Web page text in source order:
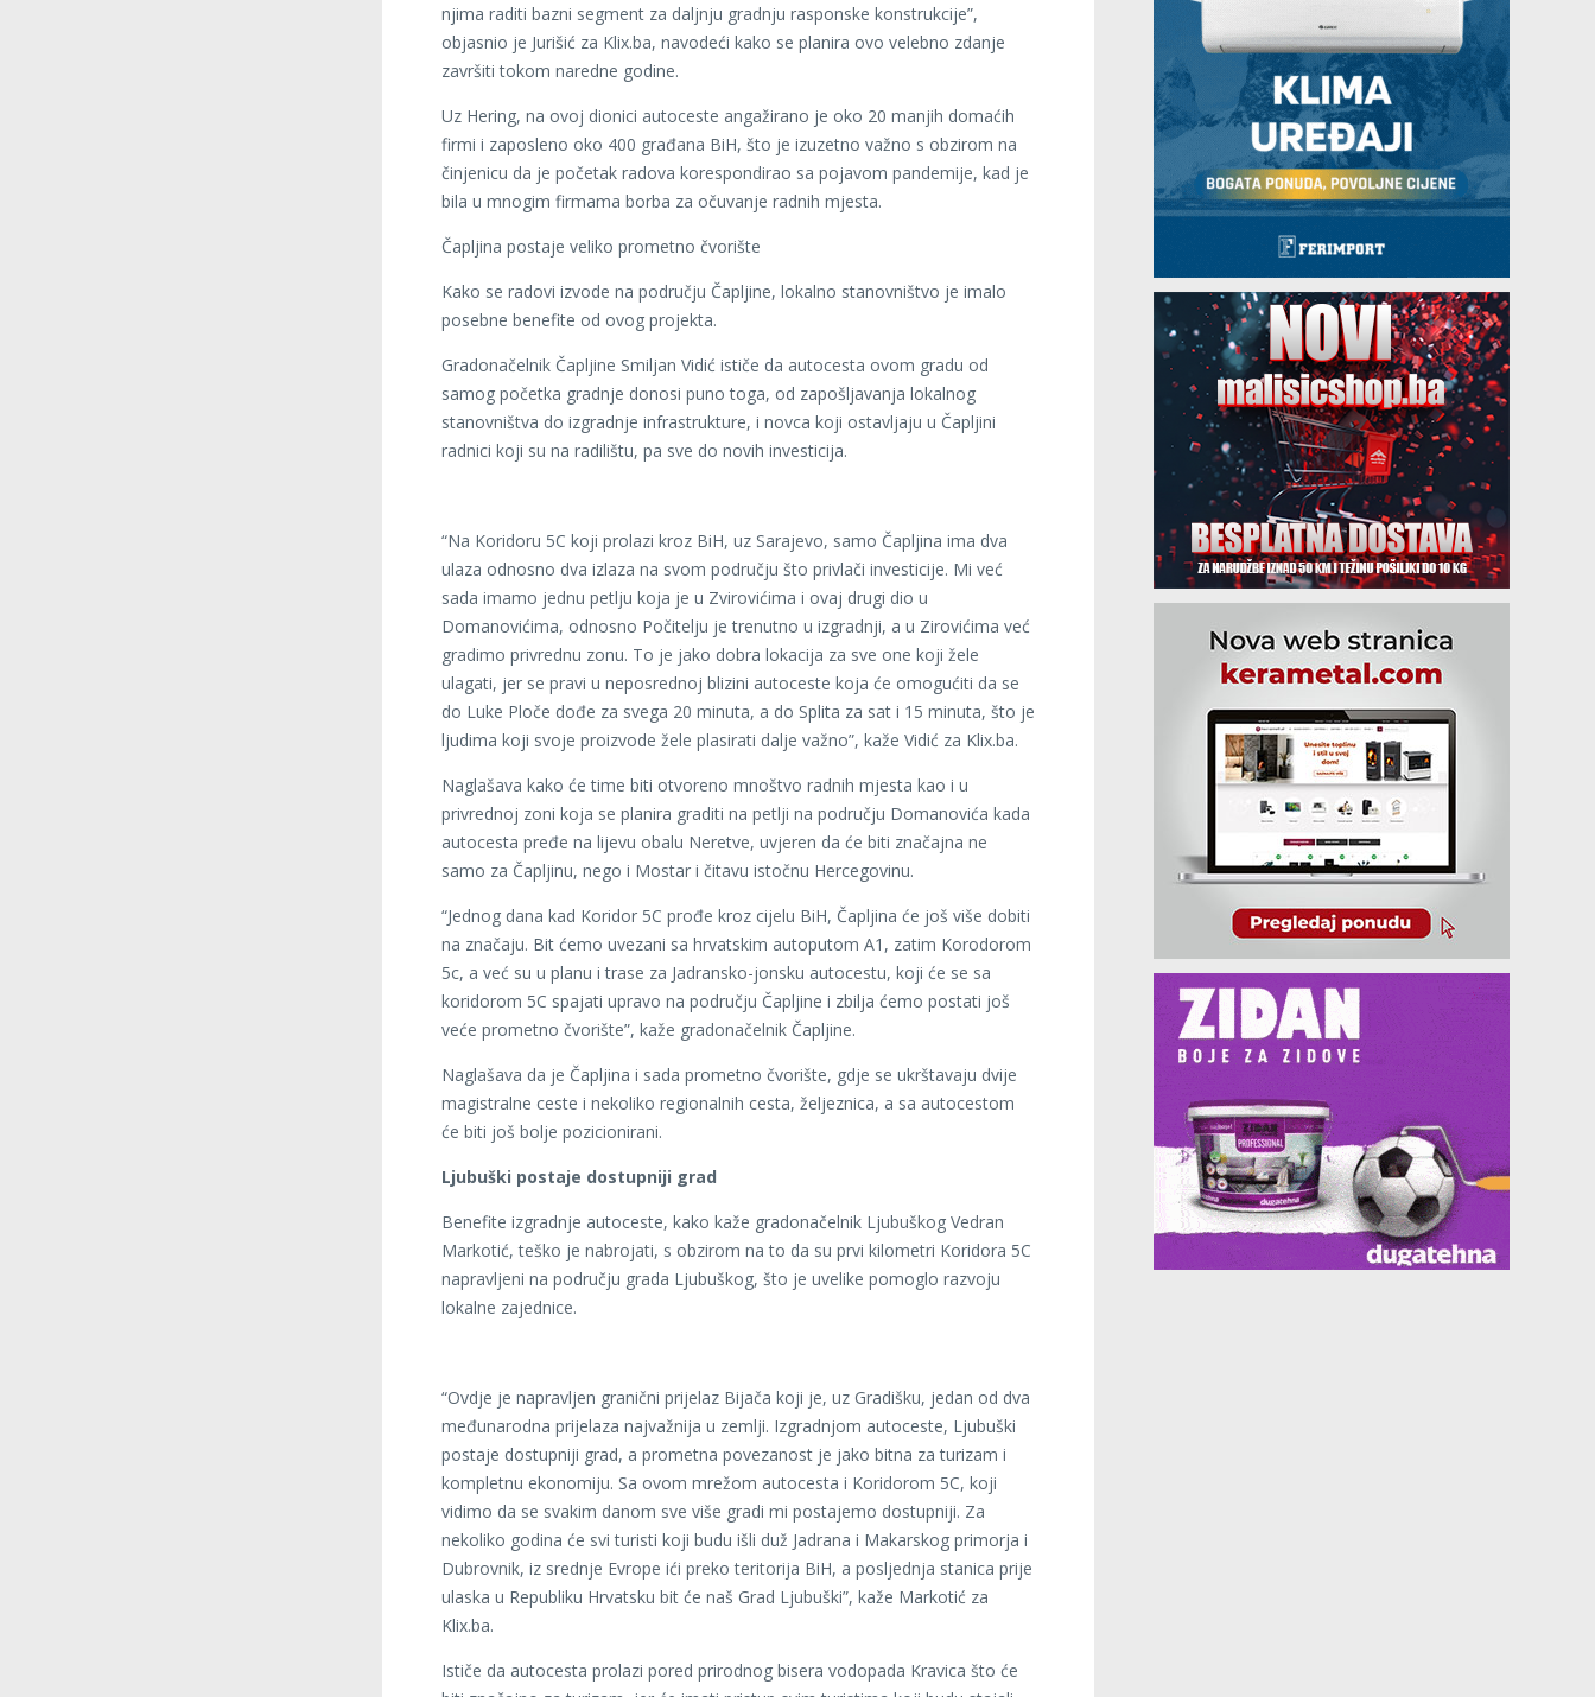
njima raditi bazni segment za daljnju gradnju rasponske konstrukcije”,
objasnio je Jurišić za Klix.ba, navodeći kako se planira ovo velebno zdanje
završiti tokom naredne godine.
Uz Hering, na ovoj dionici autoceste angažirano je oko 20 manjih domaćih
firmi i zaposleno oko 400 građana BiH, što je izuzetno važno s obzirom na
činjenicu da je početak radova korespondirao sa pojavom pandemije, kad je
bila u mnogim firmama borba za očuvanje radnih mjesta.
Čapljina postaje veliko prometno čvorište
Kako se radovi izvode na području Čapljine, lokalno stanovništvo je imalo
posebne benefite od ovog projekta.
Gradonačelnik Čapljine Smiljan Vidić ističe da autocesta ovom gradu od
samog početka gradnje donosi puno toga, od zapošljavanja lokalnog
stanovništva do izgradnje infrastrukture, i novca koji ostavljaju u Čapljini
radnici koji su na radilištu, pa sve do novih investicija.
“Na Koridoru 5C koji prolazi kroz BiH, uz Sarajevo, samo Čapljina ima dva
ulaza odnosno dva izlaza na svom području što privlači investicije. Mi već
sada imamo jednu petlju koja je u Zvirovićima i ovaj drugi dio u
Domanovićima, odnosno Počitelju je trenutno u izgradnji, a u Zirovićima već
gradimo privrednu zonu. To je jako dobra lokacija za sve one koji žele
ulagati, jer se pravi u neposrednoj blizini autoceste koja će omogućiti da se
do Luke Ploče dođe za svega 20 minuta, a do Splita za sat i 15 minuta, što je
ljudima koji svoje proizvode žele plasirati dalje važno”, kaže Vidić za Klix.ba.
Naglašava kako će time biti otvoreno mnoštvo radnih mjesta kao i u
privrednoj zoni koja se planira graditi na petlji na području Domanovića kada
autocesta pređe na lijevu obalu Neretve, uvjeren da će biti značajna ne
samo za Čapljinu, nego i Mostar i čitavu istočnu Hercegovinu.
“Jednog dana kad Koridor 5C prođe kroz cijelu BiH, Čapljina će još više dobiti
na značaju. Bit ćemo uvezani sa hrvatskim autoputom A1, zatim Korodorom
5c, a već su u planu i trase za Jadransko-jonsku autocestu, koji će se sa
koridorom 5C spajati upravo na području Čapljine i zbilja ćemo postati još
veće prometno čvorište”, kaže gradonačelnik Čapljine.
Naglašava da je Čapljina i sada prometno čvorište, gdje se ukrštavaju dvije
magistralne ceste i nekoliko regionalnih cesta, željeznica, a sa autocestom
će biti još bolje pozicionirani.
Ljubuški postaje dostupniji grad
Benefite izgradnje autoceste, kako kaže gradonačelnik Ljubuškog Vedran
Markotić, teško je nabrojati, s obzirom na to da su prvi kilometri Koridora 5C
napravljeni na području grada Ljubuškog, što je uvelike pomoglo razvoju
lokalne zajednice.
“Ovdje je napravljen granični prijelaz Bijača koji je, uz Gradišku, jedan od dva
međunarodna prijelaza najvažnija u zemlji. Izgradnjom autoceste, Ljubuški
postaje dostupniji grad, a prometna povezanost je jako bitna za turizam i
kompletnu ekonomiju. Sa ovom mrežom autocesta i Koridorom 5C, koji
vidimo da se svakim danom sve više gradi mi postajemo dostupniji. Za
nekoliko godina će svi turisti koji budu išli duž Jadrana i Makarskog primorja i
Dubrovnik, iz srednje Evrope ići preko teritorija BiH, a posljednja stanica prije
ulaska u Republiku Hrvatsku bit će naš Grad Ljubuški”, kaže Markotić za
Klix.ba.
Ističe da autocesta prolazi pored prirodnog bisera vodopada Kravica što će